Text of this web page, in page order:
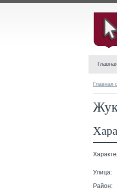
Главная
Улица:
Район: